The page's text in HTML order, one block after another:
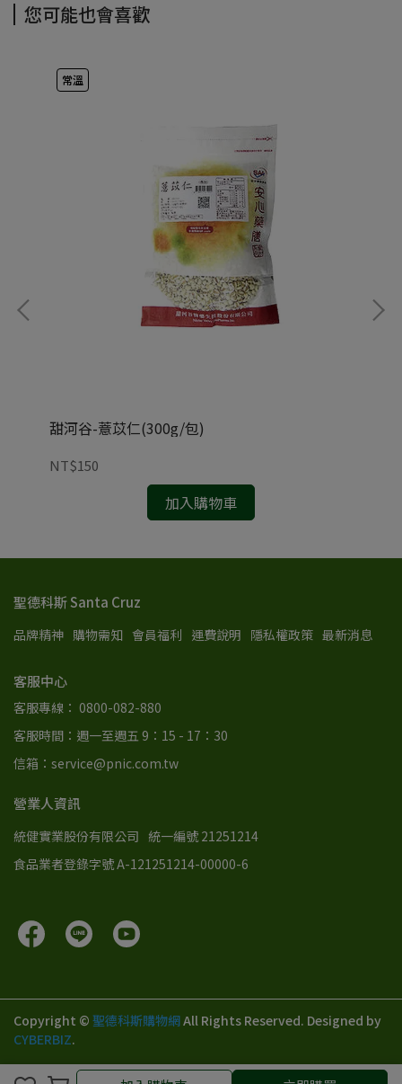
您可能也會喜歡
常溫
甜河谷-薏苡仁(300g/包)
NT$150
加入購物車
聖德科斯 Santa Cruz
品牌精神 購物需知 會員福利 運費說明 隱私權政策 最新消息
客服中心
客服專線： 0800-082-880
客服時間：週一至週五 9：15 - 17：30
信箱：service@pnic.com.tw
營業人資訊
統健實業股份有限公司 統一編號 21251214
食品業者登錄字號 A-121251214-00000-6
Copyright © 聖德科斯購物網All Rights Reserved. Designed by
CYBERBIZ.